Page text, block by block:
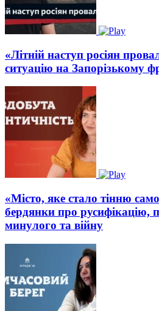
«Літній наступ росіян
ситуацію на Запорізькому
«Місто, яке стало тінню
бердянки про русифікацію,
минулого та війну